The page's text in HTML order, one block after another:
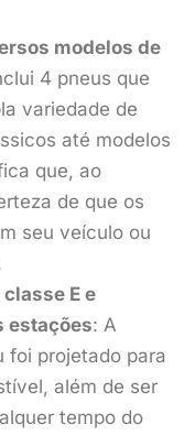
modelos de
4 pneus que
variedade de
até modelos
que, ao
de que os
seu veículo ou
E e
estações: A
foi projetado para
além de ser
tempo do